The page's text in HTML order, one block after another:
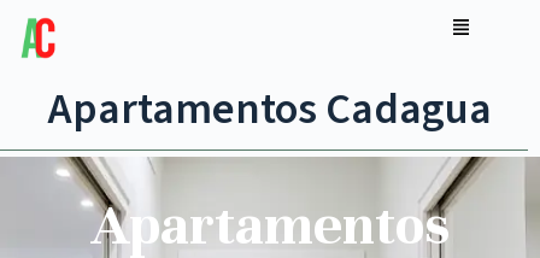
Apartamentos Cadagua
Apartamentos